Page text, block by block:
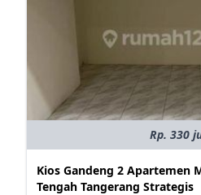
Rp. 330
Kios Gandeng 2 Apartemen
Tengah Tangerang Strategis